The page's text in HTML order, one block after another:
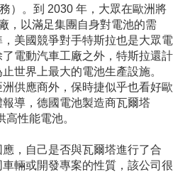
）。到 2030 年，大眾在歐洲將
，以滿足集團自身對電池的需
美國競爭對手特斯拉也是大眾電
電動汽車工廠之外，特斯拉還計
世界上最大的電池生產設施。
供應商外，保時捷似乎也看好歐
導，德國電池製造商瓦爾塔
性能電池。
，自己是否與瓦爾塔進行了合
輛或開發專案的性質，該公司很